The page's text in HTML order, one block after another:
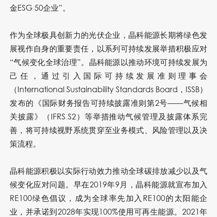
金ESG 50企业”。
作为全球极具创新力的光伏企业，晶科能源长期将绿色发
展视作自身的重要责任，以系列可持续发展举措积极应对
“气候变化全球治理”。晶科能源以推动环境可持续发展为
己任，通过引入国际可持续发展准则理事会
（International Sustainability Standards Board，ISSB）
发布的《国际财务报告可持续披露准则第2号——气候相
关披露》（IFRS S2）等举措推动气候管理及披露体系完
善，将可持续视野系统贯穿至业务模式、风险管理以及决
策流程。
晶科能源积极以实际行动效力推动全球碳排放减少以及气
候变化应对问题。早在2019年9月，晶科能源就宣布加入
RE100绿色倡议，成为全球率先加入RE100的太阳能企
业，并承诺到2028年实现100%使用可再生能源。2021年